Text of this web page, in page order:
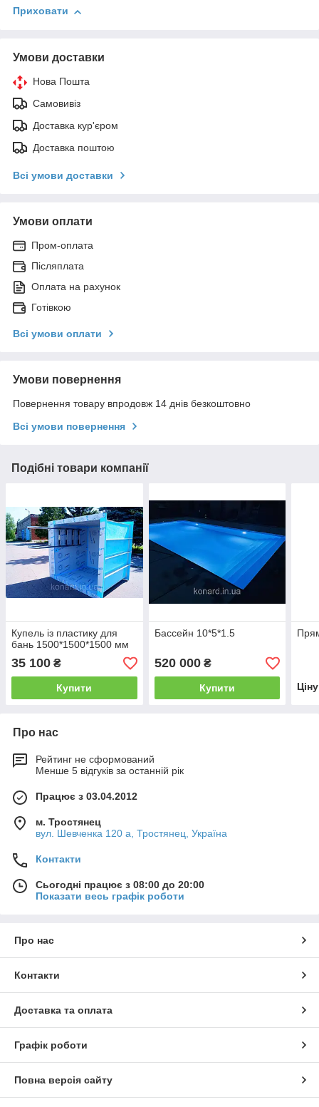
Приховати
Умови доставки
Нова Пошта
Самовивіз
Доставка кур'єром
Доставка поштою
Всі умови доставки
Умови оплати
Пром-оплата
Післяплата
Оплата на рахунок
Готівкою
Всі умови оплати
Умови повернення
Повернення товару впродовж 14 днів безкоштовно
Всі умови повернення
Подібні товари компанії
Купель із пластику для
бань 1500*1500*1500 мм
35 100 ₴
Купити
Бассейн 10*5*1.5
520 000₴
Купити
Про нас
Рейтинг не сформований
Менше 5 відгуків за останній рік
Працює з 03.04.2012
м. Тростянец
вул. Шевченка 120 а, Тростянец, Україна
Контакти
Сьогодні працює з 08:00 до 20:00
Показати весь графік роботи
Про нас
Контакти
Доставка та оплата
Графік роботи
Повна версія сайту